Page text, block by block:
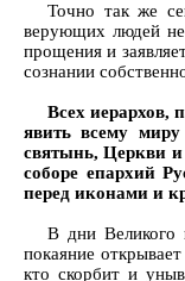
Точно так же
верующих людей не
прощения и
сознании
Всех иерархов,
явить всему
святынь, Церкви и
соборе епархий
перед иконами и
В дни
покаяние
кто скорбит и